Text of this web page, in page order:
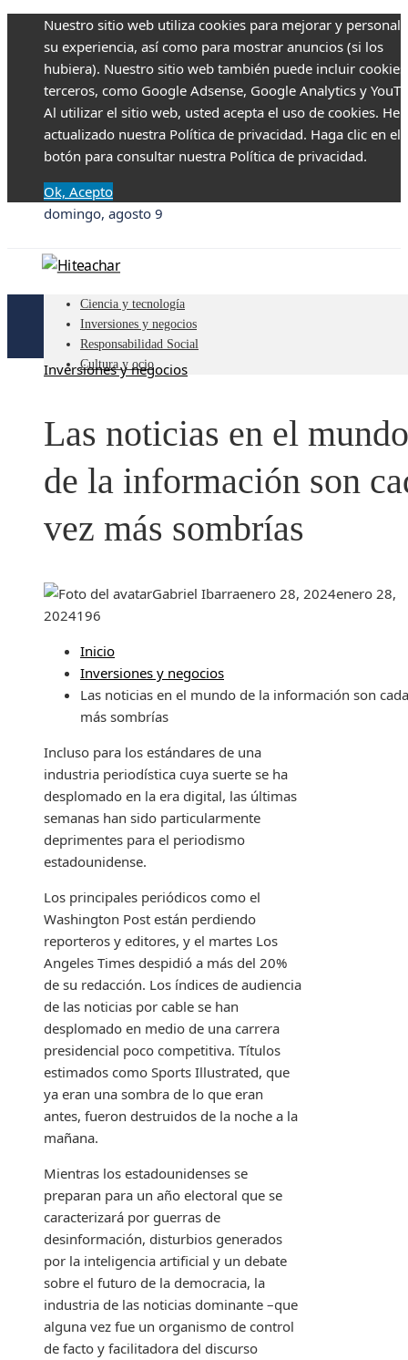
Nuestro sitio web utiliza cookies para mejorar y
su experiencia, así como para mostrar anuncios (si los
hubiera). Nuestro sitio web también puede incluir
terceros, como Google Adsense, Google Analytics y
Al utilizar el sitio web, usted acepta el uso de cookies.
actualizado nuestra Política de privacidad. Haga clic en el
botón para consultar nuestra Política de privacidad.
Ok, Acepto
domingo, agosto 9
Ciencia y tecnología
Inversiones y negocios
Responsabilidad Social
Cultura y ocio
Inversiones y negocios
Las noticias en el mundo
de la información son
vez más sombrías
Gabriel Ibarraenero 28, 2024enero 28,
2024196
Inicio
Inversiones y negocios
Las noticias en el mundo de la información son
más sombrías
Incluso para los estándares de una
industria periodística cuya suerte se ha
desplomado en la era digital, las últimas
semanas han sido particularmente
deprimentes para el periodismo
estadounidense.
Los principales periódicos como el
Washington Post están perdiendo
reporteros y editores, y el martes Los
Angeles Times despidió a más del 20%
de su redacción. Los índices de audiencia
de las noticias por cable se han
desplomado en medio de una carrera
presidencial poco competitiva. Títulos
estimados como Sports Illustrated, que
ya eran una sombra de lo que eran
antes, fueron destruidos de la noche a la
mañana.
Mientras los estadounidenses se
preparan para un año electoral que se
caracterizará por guerras de
desinformación, disturbios generados
por la inteligencia artificial y un debate
sobre el futuro de la democracia, la
industria de las noticias dominante –que
alguna vez fue un organismo de control
de facto y facilitadora del discurso